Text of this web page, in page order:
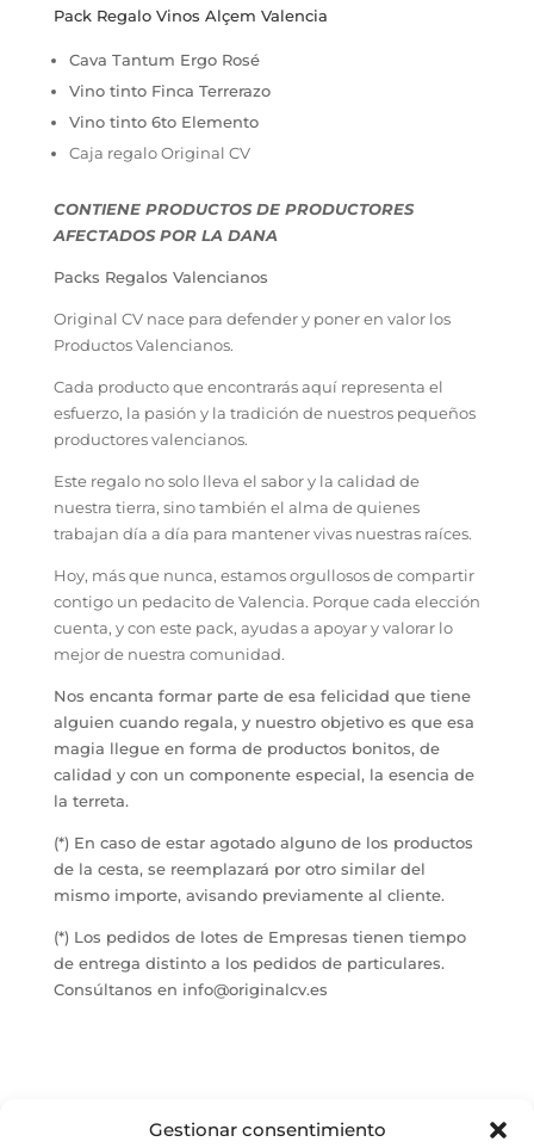
Gestionar consentimiento
cantidad
Pack Regalo Vinos Alçem Valencia
Cava Tantum Ergo Rosé
Vino tinto Finca Terrerazo
Vino tinto 6to Elemento
Caja regalo Original CV
CONTIENE PRODUCTOS DE PRODUCTORES
AFECTADOS POR LA DANA
Packs Regalos Valencianos
Original CV nace para defender y poner en valor los
Productos Valencianos.
Cada producto que encontrarás aquí representa el
esfuerzo, la pasión y la tradición de nuestros pequeños
productores valencianos.
Este regalo no solo lleva el sabor y la calidad de
nuestra tierra, sino también el alma de quienes
trabajan día a día para mantener vivas nuestras raíces.
Hoy, más que nunca, estamos orgullosos de compartir
contigo un pedacito de Valencia. Porque cada elección
cuenta, y con este pack, ayudas a apoyar y valorar lo
mejor de nuestra comunidad.
Nos encanta formar parte de esa felicidad que tiene
alguien cuando regala, y nuestro objetivo es que esa
magia llegue en forma de productos bonitos, de
calidad y con un componente especial, la esencia de
la terreta.
(*) En caso de estar agotado alguno de los productos
de la cesta, se reemplazará por otro similar del
mismo importe, avisando previamente al cliente.
(*) Los pedidos de lotes de Empresas tienen tiempo
de entrega distinto a los pedidos de particulares.
Consúltanos en info@originalcv.es
Productos relacionados